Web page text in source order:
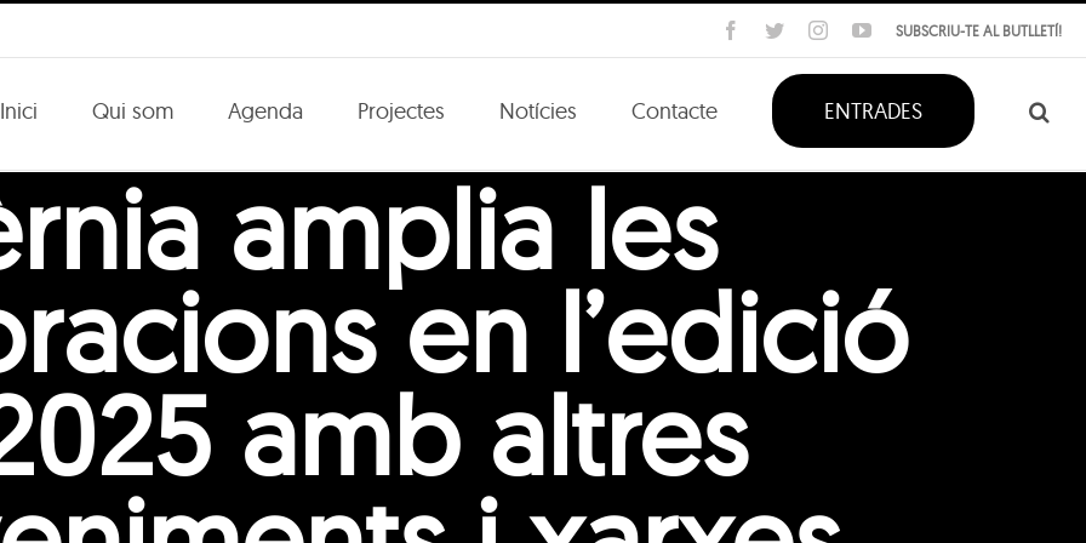
SUBSCRIU-TE AL BUTLLETÍ!
Facebook
TwitterInstagramYouTube
Inici Qui som Agenda Projectes Notícies Contacte ENTRADES
amplia les
en l’edició
amb altres